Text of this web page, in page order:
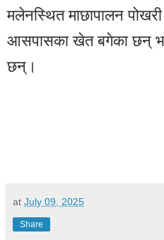
मलेनस्थित माछापालन
आसपासका खेत बगेका छन्
छन्।
at July 09, 2025
Share